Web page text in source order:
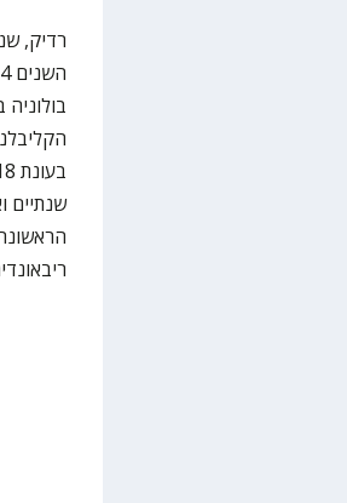
רדיק,
ריבאונדים ו-1.5 אסיסטים ב-22.4